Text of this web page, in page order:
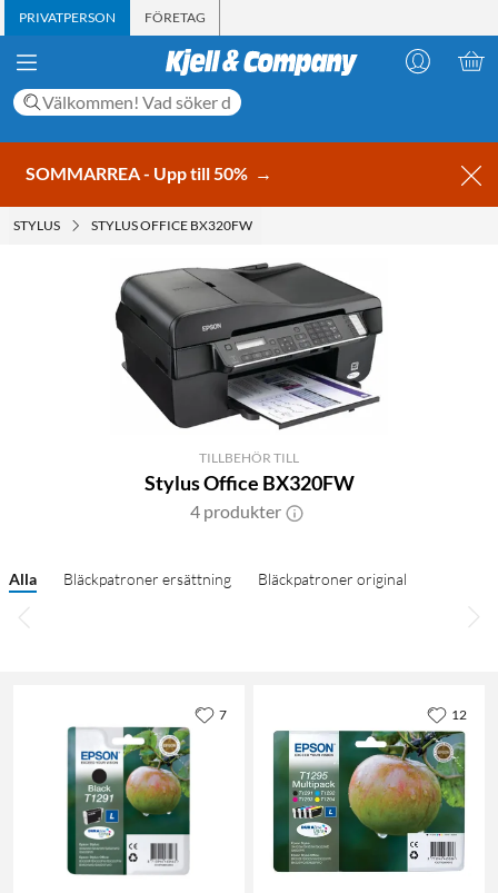
PRIVATPERSON FÖRETAG
SOMMARREA - Upp till 50% →
STYLUS STYLUS OFFICE BX320FW
TILLBEHÖR TILL
Stylus Office BX320FW
4 produkter
Alla Bläckpatroner ersättning Bläckpatroner original
7 12